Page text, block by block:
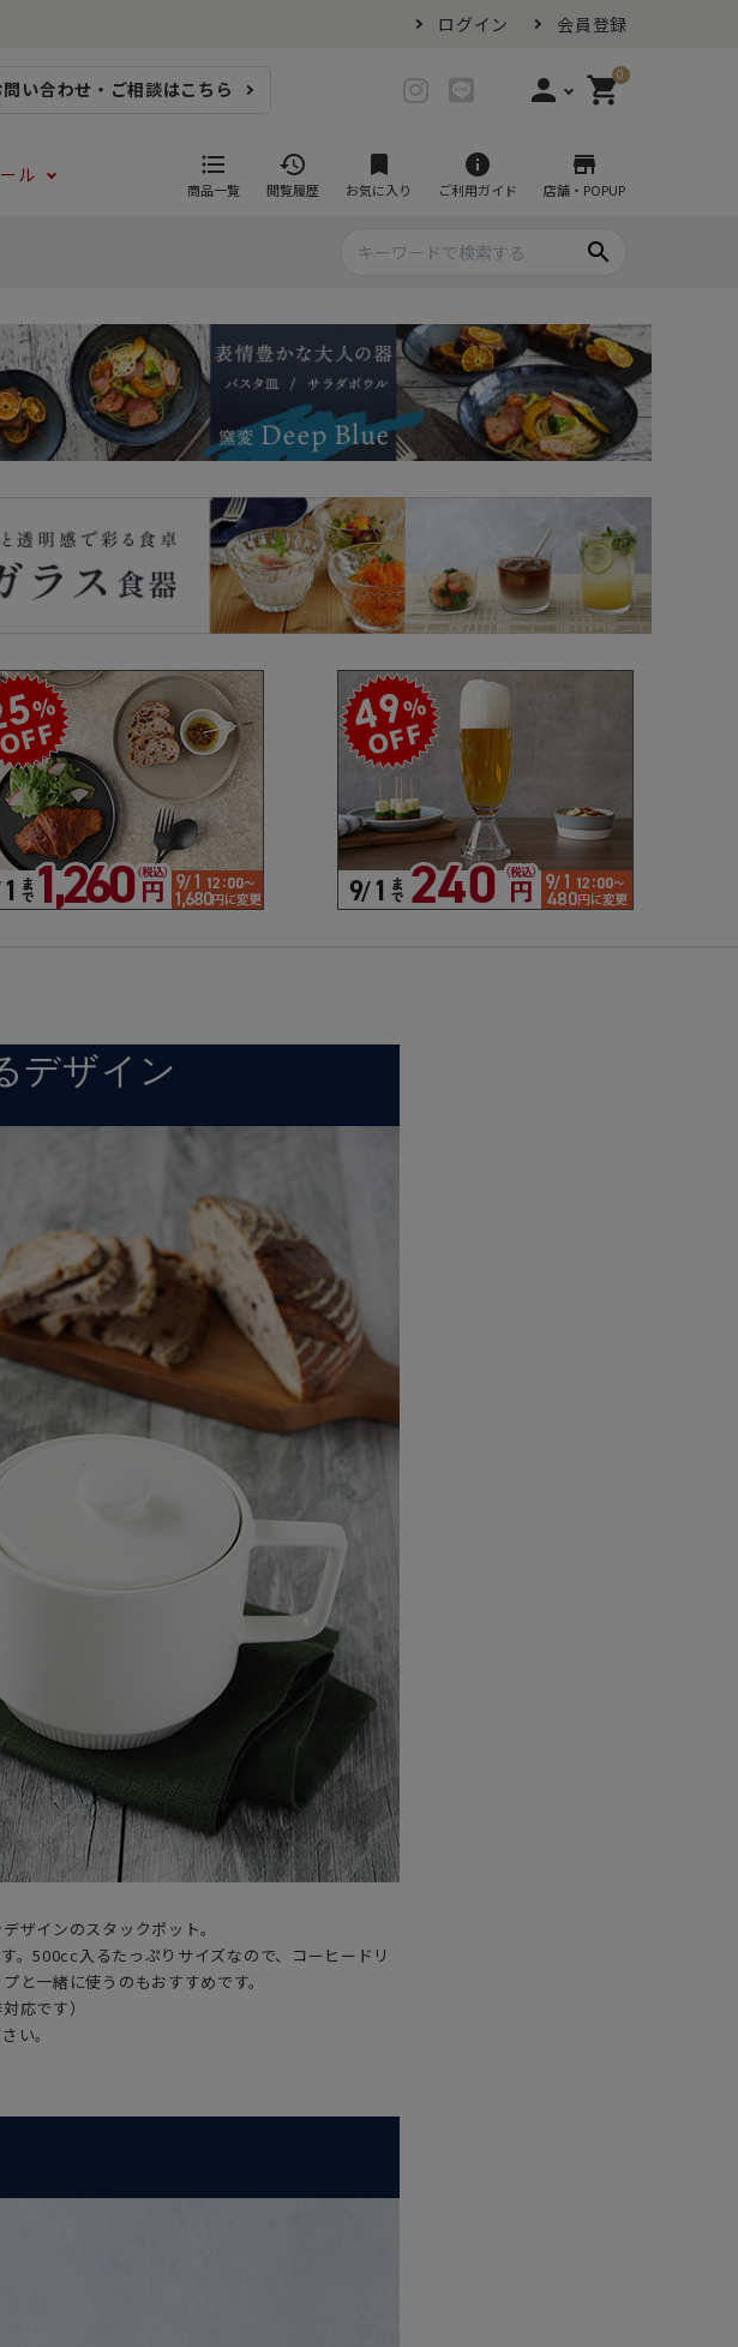
ログイン 会員登録
問い合わせ・ご相談はこちら person
ログイン
0
shopping_cart
- マグカップ
- カップ・タンブラー
- スープカップ
- 湯呑み
- 急須・ポット
耐熱皿・その他食器
- グラタン皿
- 耐熱皿
- スフレ・ココット
- 茶碗蒸し
形状で探す
- 角
- 仕切り
- 楕円
- 変形
ブランドで探す
- 人気シリーズ
- オリジナル食器
~からだ想いの食卓~
食器セット 黒い食器セット
買いでお得なセット
料ラッピング
フト
ル format_list_bulleted
商品一覧
history
閲覧履歴
bookmark
お気に入り
info
ご利用ガイド
store
店舗・POPUP
search
デザイン
ザインのスタックポット。
。500cc入るたっぷりサイズなので、コーヒードリ
と一緒に使うのもおすすめです。
応です）
い。